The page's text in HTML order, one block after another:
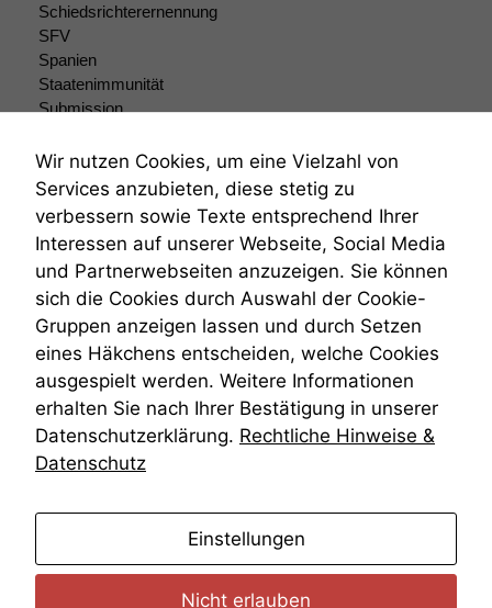
Schiedsrichterernennung
SFV
Spanien
Staatenimmunität
Submission
Teilungsklage
Venezuela
VRK
Wiederherstellungsanordnung
Zivilprozessordnung
ZPO
Zustellfiktion
Zuständigkeit
Öffentliches Personalrecht
Öffentlichkeitsprinzip
Wir nutzen Cookies, um eine Vielzahl von
Services anzubieten, diese stetig zu
verbessern sowie Texte entsprechend Ihrer
Interessen auf unserer Webseite, Social Media
und Partnerwebseiten anzuzeigen. Sie können
sich die Cookies durch Auswahl der Cookie-
Gruppen anzeigen lassen und durch Setzen
eines Häkchens entscheiden, welche Cookies
ausgespielt werden. Weitere Informationen
erhalten Sie nach Ihrer Bestätigung in unserer
Datenschutzerklärung. Rechtliche Hinweise &
Datenschutz
Einstellungen
Nicht erlauben